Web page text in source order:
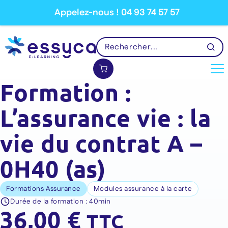
Appelez-nous ! 04 93 74 57 57
Formation :
L’assurance vie : la
vie du contrat A –
0H40 (as)
Formations Assurance
Modules assurance à la carte
Durée de la formation :40min
36,00 € TTC